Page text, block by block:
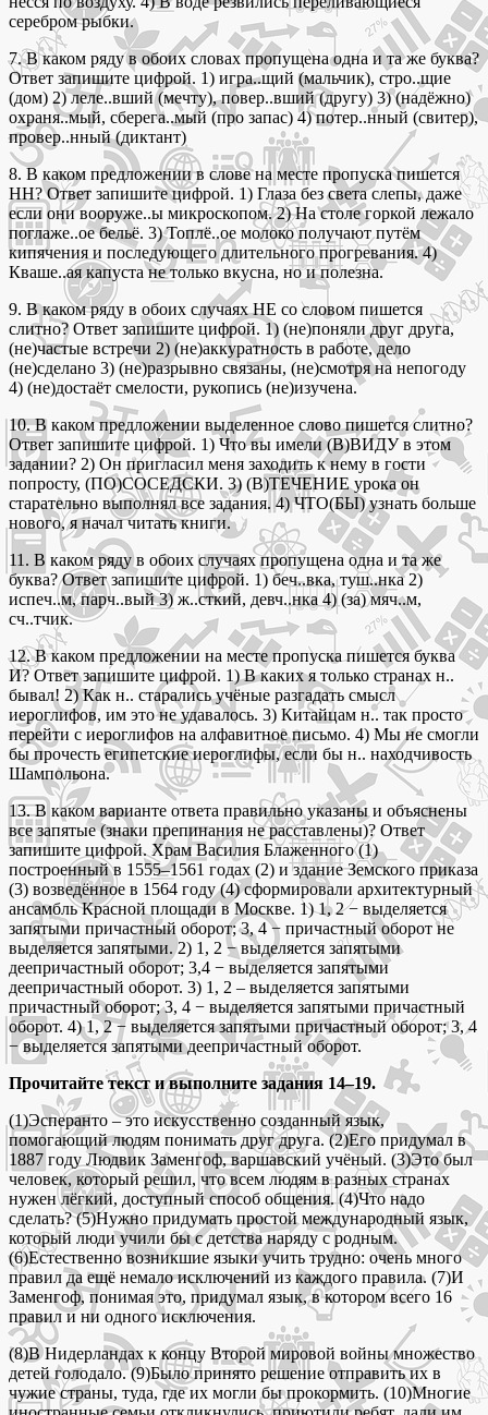
серебром рыбки.
7. В каком ряду в обоих словах пропущена одна и та же буква?
Ответ запишите цифрой. 1) игра..щий (мальчик), стро..щие
(дом) 2) леле..вший (мечту), повер..вший (другу) 3) (надёжно)
охраня..мый, сберега..мый (про запас) 4) потер..нный (свитер),
провер..нный (диктант)
8. В каком предложении в слове на месте пропуска пишется
НН? Ответ запишите цифрой. 1) Глаза без света слепы, даже
если они вооруже..ы микроскопом. 2) На столе горкой лежало
поглаже..ое бельё. 3) Топлё..ое молоко получают путём
кипячения и последующего длительного прогревания. 4)
Кваше..ая капуста не только вкусна, но и полезна.
9. В каком ряду в обоих случаях НЕ со словом пишется
слитно? Ответ запишите цифрой. 1) (не)поняли друг друга,
(не)частые встречи 2) (не)аккуратность в работе, дело
(не)сделано 3) (не)разрывно связаны, (не)смотря на непогоду
4) (не)достаёт смелости, рукопись (не)изучена.
10. В каком предложении выделенное слово пишется слитно?
Ответ запишите цифрой. 1) Что вы имели (В)ВИДУ в этом
задании? 2) Он пригласил меня заходить к нему в гости
попросту, (ПО)СОСЕДСКИ. 3) (В)ТЕЧЕНИЕ урока он
старательно выполнял все задания. 4) ЧТО(БЫ) узнать больше
нового, я начал читать книги.
11. В каком ряду в обоих случаях пропущена одна и та же
буква? Ответ запишите цифрой. 1) беч..вка, туш..нка 2)
испеч..м, парч..вый 3) ж..сткий, девч..нка 4) (за) мяч..м,
сч..тчик.
12. В каком предложении на месте пропуска пишется буква
И? Ответ запишите цифрой. 1) В каких я только странах н..
бывал! 2) Как н.. старались учёные разгадать смысл
иероглифов, им это не удавалось. 3) Китайцам н.. так просто
перейти с иероглифов на алфавитное письмо. 4) Мы не смогли
бы прочесть египетские иероглифы, если бы н.. находчивость
Шампольона.
13. В каком варианте ответа правильно указаны и объяснены
все запятые (знаки препинания не расставлены)? Ответ
запишите цифрой. Храм Василия Блаженного (1)
построенный в 1555–1561 годах (2) и здание Земского приказа
(3) возведённое в 1564 году (4) сформировали архитектурный
ансамбль Красной площади в Москве. 1) 1, 2 − выделяется
запятыми причастный оборот; 3, 4 − причастный оборот не
выделяется запятыми. 2) 1, 2 − выделяется запятыми
деепричастный оборот; 3,4 − выделяется запятыми
деепричастный оборот. 3) 1, 2 – выделяется запятыми
причастный оборот; 3, 4 − выделяется запятыми причастный
оборот. 4) 1, 2 − выделяется запятыми причастный оборот; 3, 4
− выделяется запятыми деепричастный оборот.
Прочитайте текст и выполните задания 14–19.
(1)Эсперанто – это искусственно созданный язык,
помогающий людям понимать друг друга. (2)Его придумал в
1887 году Людвик Заменгоф, варшавский учёный. (3)Это был
человек, который решил, что всем людям в разных странах
нужен лёгкий, доступный способ общения. (4)Что надо
сделать? (5)Нужно придумать простой международный язык,
который люди учили бы с детства наряду с родным.
(6)Естественно возникшие языки учить трудно: очень много
правил да ещё немало исключений из каждого правила. (7)И
Заменгоф, понимая это, придумал язык, в котором всего 16
правил и ни одного исключения.
(8)В Нидерландах к концу Второй мировой войны множество
детей голодало. (9)Было принято решение отправить их в
чужие страны, туда, где их могли бы прокормить. (10)Многие